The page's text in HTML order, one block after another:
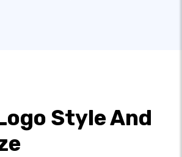
Style And